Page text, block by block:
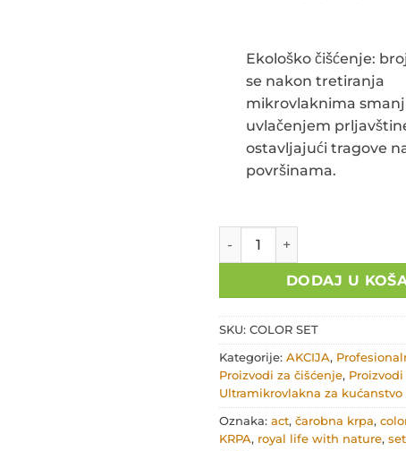
Ekološko čišćenje:
se nakon tretiranja
mikrovlaknima
uvlačenjem
ostavljajući tragove
površinama.
Color set ACT količina
DODAJ U
SKU: COLOR SET
Kategorije: AKCIJA,
Proizvodi za čišćenje,
Ultramikrovlakna za kućanstvo
Oznaka: act, čarobna krpa,
KRPA, royal life with nature, set